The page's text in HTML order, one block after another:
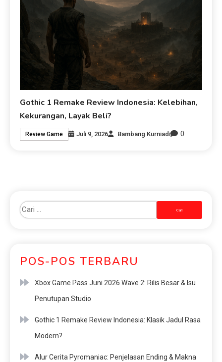
Gothic 1 Remake Review Indonesia: Kelebihan,
Kekurangan, Layak Beli?
Review Game Juli 9, 2026 Bambang Kurniadi 0
POS-POS TERBARU
Xbox Game Pass Juni 2026 Wave 2: Rilis Besar & Isu
Penutupan Studio
Gothic 1 Remake Review Indonesia: Klasik Jadul Rasa
Modern?
Alur Cerita Pyromaniac: Penjelasan Ending & Makna